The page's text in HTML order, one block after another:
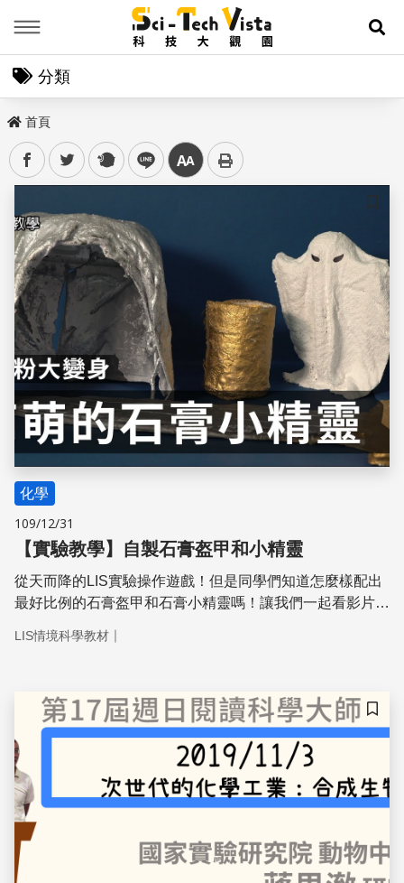
展
分類
首頁
facebooktwitter plurk line 中
儲存
化學
109/12/31
【實驗教學】自製石膏盔甲和小精靈
從天而降的LIS實驗操作遊戲！但是同學們知道怎麼樣配出
最好比例的石膏盔甲和石膏小精靈嗎！讓我們一起看影片找
LIS情境科學教材 ｜
儲存